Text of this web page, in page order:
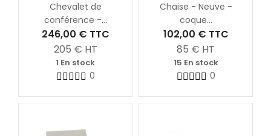
Chevalet de
conférence -...
246,00 € TTC
205 € HT
1 En stock
0
Chaise - Neuve -
coque...
102,00 € TTC
85 € HT
15 En stock
0